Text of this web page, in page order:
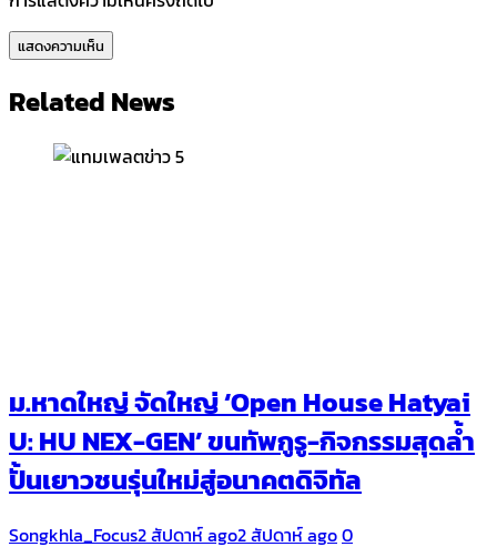
Related News
ม.หาดใหญ่ จัดใหญ่ ‘Open House Hatyai
U: HU NEX-GEN’ ขนทัพกูรู-กิจกรรมสุดล้ำ
ปั้นเยาวชนรุ่นใหม่สู่อนาคตดิจิทัล
Songkhla_Focus2 สัปดาห์ ago2 สัปดาห์ ago0